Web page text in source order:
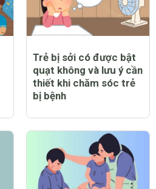
Trẻ bị sởi có được bật
quạt không và lưu ý cần
thiết khi chăm sóc trẻ
bị bệnh